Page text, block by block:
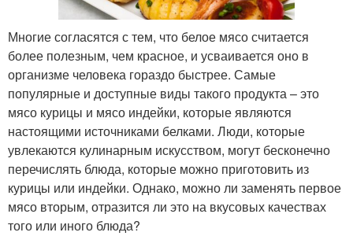
Многие согласятся с тем, что белое мясо считается
более полезным, чем красное, и усваивается оно в
организме человека гораздо быстрее. Самые
популярные и доступные виды такого продукта – это
мясо курицы и мясо индейки, которые являются
настоящими источниками белками. Люди, которые
увлекаются кулинарным искусством, могут бесконечно
перечислять блюда, которые можно приготовить из
курицы или индейки. Однако, можно ли заменять первое
мясо вторым, отразится ли это на вкусовых качествах
того или иного блюда?